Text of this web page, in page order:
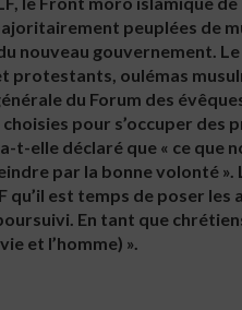
peuplées de
nouveau gouvernement.
protestants, oulémas
du Forum des
pour s’occuper des
t-elle déclaré que « ce que
par la bonne volonté
est temps de poser les
En tant que
et l’homme) ».